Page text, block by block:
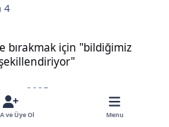
4
bırakmak için "bildiğimiz
, 2025
ve Üye Ol Menu